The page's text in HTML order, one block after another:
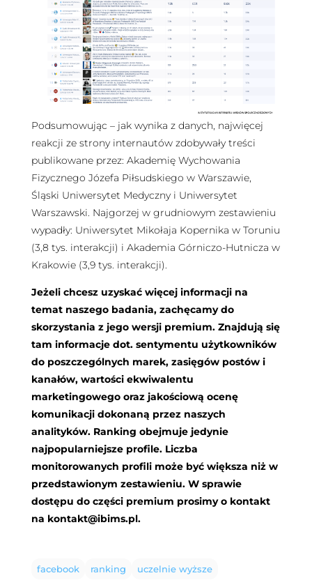
Podsumowując – jak wynika z danych, najwięcej
reakcji ze strony internautów zdobywały treści
publikowane przez: Akademię Wychowania
Fizycznego Józefa Piłsudskiego w Warszawie,
Śląski Uniwersytet Medyczny i Uniwersytet
Warszawski. Najgorzej w grudniowym zestawieniu
wypadły: Uniwersytet Mikołaja Kopernika w Toruniu
(3,8 tys. interakcji) i Akademia Górniczo-Hutnicza w
Krakowie (3,9 tys. interakcji).
Jeżeli chcesz uzyskać więcej informacji na
temat naszego badania, zachęcamy do
skorzystania z jego wersji premium. Znajdują się
tam informacje dot. sentymentu użytkowników
do poszczególnych marek, zasięgów postów i
kanałów, wartości ekwiwalentu
marketingowego oraz jakościową ocenę
komunikacji dokonaną przez naszych
analityków. Ranking obejmuje jedynie
najpopularniejsze profile. Liczba
monitorowanych profili może być większa niż w
przedstawionym zestawieniu. W sprawie
dostępu do części premium prosimy o kontakt
na kontakt@ibims.pl.
facebook ranking uczelnie wyższe